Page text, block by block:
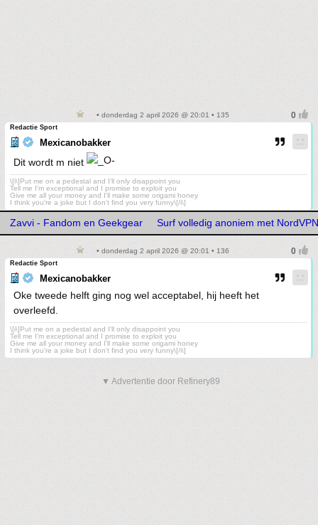
• donderdag 2 april 2026 @ 20:01 • 135
Redactie Sport
Mexicanobakker
Dit wordt m niet
\[i\]Put me on a pedestal and I'll only disappoint you
Tell me I'm exceptional and I promise to exploit you
Give me all your money and I'll make some origami honey
I think you're a joke but I don't find you very funny\[/i\]
Zavvi - Fandom en Geekgear Surf volledig anoniem met NordVPN
• donderdag 2 april 2026 @ 20:01 • 136
Redactie Sport
Mexicanobakker
Oke tweede helft ging nog wel acceptabel, hij heeft het
overleefd.
\[i\]Put me on a pedestal and I'll only disappoint you
Tell me I'm exceptional and I promise to exploit you
Give me all your money and I'll make some origami honey
I think you're a joke but I don't find you very funny\[/i\]
▼ Advertentie door Refinery89